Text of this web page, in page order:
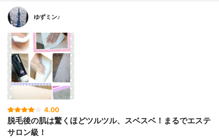
ゆずミン♪
4.00
脱毛後の肌は驚くほどツルツル、スベスベ！まるでエステ
サロン級！